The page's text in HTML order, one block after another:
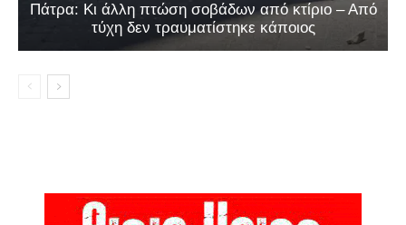
Πάτρα: Κι άλλη πτώση σοβάδων από κτίριο – Από
τύχη δεν τραυματίστηκε κάποιος